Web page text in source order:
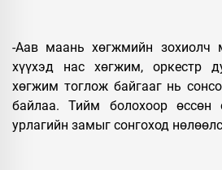
-Аав маань хөгжмийн зохиолч
хүүхэд нас хөгжим, оркестр
хөгжим тоглож байгааг нь
байлаа. Тийм болохоор
урлагийн замыг сонгоход